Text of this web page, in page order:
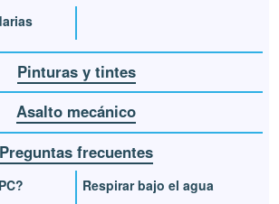
Pinturas y tintes
Asalto mecánico
Preguntas frecuentes
Respirar bajo el agua